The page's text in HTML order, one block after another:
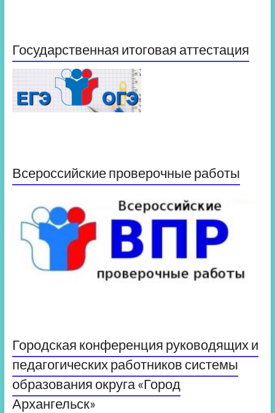
Государственная итоговая аттестация
Всероссийские проверочные работы
Городская конференция руководящих и
педагогических работников системы
образования округа «Город
Архангельск»